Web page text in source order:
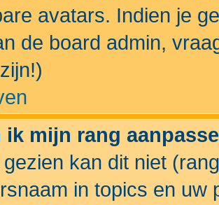
avatars. Indien je
de board admin,
ik mijn rang
kan dit niet
in topics en uw